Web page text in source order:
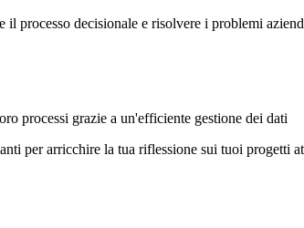
processo decisionale e risolvere i problemi
processi grazie a un'efficiente gestione dei dati
per arricchire la tua riflessione sui tuoi progetti